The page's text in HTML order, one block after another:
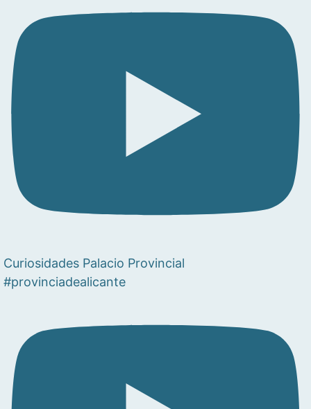
Curiosidades Palacio Provincial
#provinciadealicante